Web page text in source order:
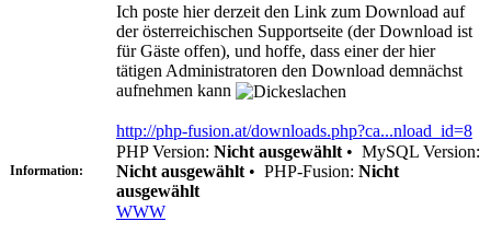
Ich poste hier derzeit den Link zum Download auf
der österreichischen Supportseite (der Download ist
für Gäste offen), und hoffe, dass einer der hier
tätigen Administratoren den Download demnächst
aufnehmen kann
http://php-fusion.at/downloads.php?ca...nload_id=8
Information:
PHP Version: Nicht ausgewählt • MySQL Version:
Nicht ausgewählt • PHP-Fusion: Nicht
ausgewählt
WWW